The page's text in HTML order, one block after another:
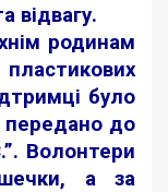
відвагу.
родинам
було
передано до
Волонтери
а за